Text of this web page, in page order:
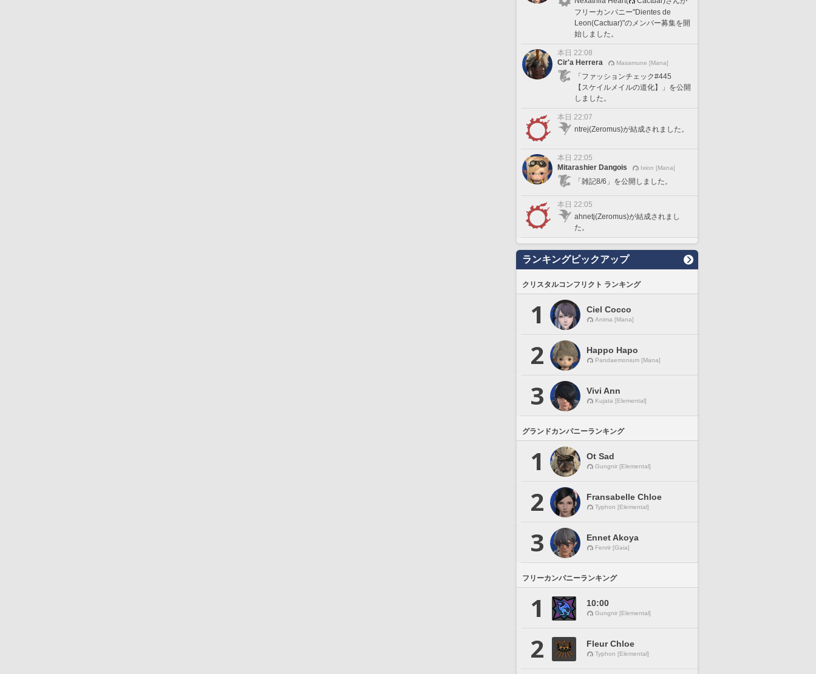
フリーカンパニー"Dientes de
Leon(Cactuar)"のメンバー募集を開
始しました。
本日 22:08
Cir'a Herrera
Masamune [Mana]
「ファッションチェック#445
【スケイルメイルの道化】」を公開
しました。
本日 22:07
ntrej(Zeromus)が結成されました。
本日 22:05
Mitarashier Dangois
Ixion [Mana]
「雑記8/6」を公開しました。
本日 22:05
ahnetj(Zeromus)が結成されまし
た。
ランキングピックアップ
クリスタルコンフリクト ランキング
1 Ciel Cocco
Anima [Mana]
2 Happo Hapo
Pandaemonium [Mana]
3 Vivi Ann
Kujata [Elemental]
グランドカンパニーランキング
1 Ot Sad
Gungnir [Elemental]
2 Fransabelle Chloe
Typhon [Elemental]
3 Ennet Akoya
Fenrir [Gaia]
フリーカンパニーランキング
1 10:00
Gungnir [Elemental]
2 Fleur Chloe
Typhon [Elemental]